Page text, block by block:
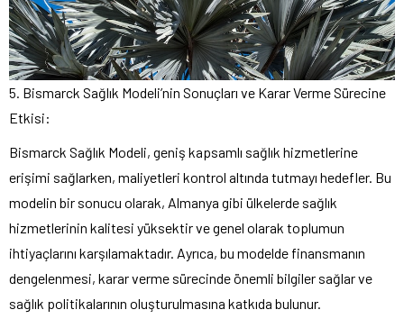
5. Bismarck Sağlık Modeli’nin Sonuçları ve Karar Verme Sürecine
Etkisi:
Bismarck Sağlık Modeli, geniş kapsamlı sağlık hizmetlerine
erişimi sağlarken, maliyetleri kontrol altında tutmayı hedefler. Bu
modelin bir sonucu olarak, Almanya gibi ülkelerde sağlık
hizmetlerinin kalitesi yüksektir ve genel olarak toplumun
ihtiyaçlarını karşılamaktadır. Ayrıca, bu modelde finansmanın
dengelenmesi, karar verme sürecinde önemli bilgiler sağlar ve
sağlık politikalarının oluşturulmasına katkıda bulunur.